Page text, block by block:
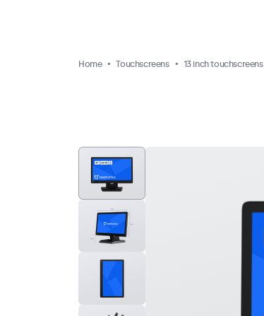
Home Touchscreens 13 inch touchscreens